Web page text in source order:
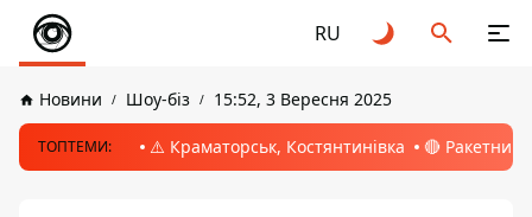
RU
Новини Шоу-біз 15:52, 3 Вересня 2025
ТОПТЕМИ: ⚠️ Краматорськ, Костянтинівка 🔴 Ракетний